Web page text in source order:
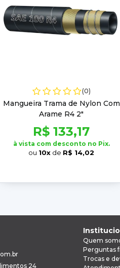
(0)
Mangueira Trama de Nylon Com
Arame R4 2"
R$ 133,17
à vista com desconto no Pix.
ou 10x de R$ 14,02
24
Quem
Perguntas
Trocas e